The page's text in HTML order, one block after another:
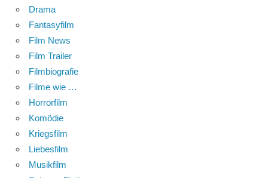
Drama
Fantasyfilm
Film News
Film Trailer
Filmbiografie
Filme wie …
Horrorfilm
Komödie
Kriegsfilm
Liebesfilm
Musikfilm